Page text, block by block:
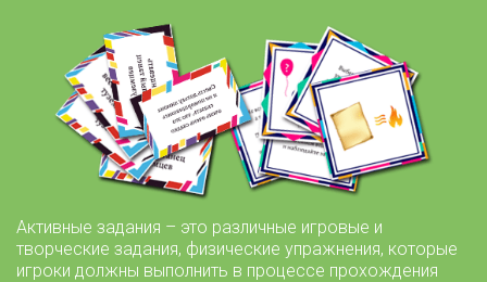
Активные задания – это различные игровые и
творческие задания, физические упражнения, которые
игроки должны выполнить в процессе прохождения